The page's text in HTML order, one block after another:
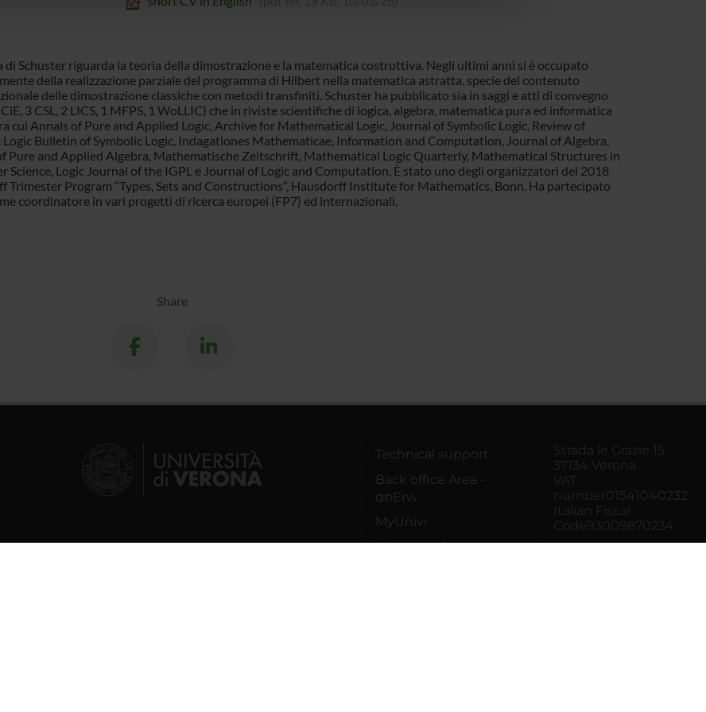
di Schuster riguarda la teoria della dimostrazione e la matematica costruttiva. Negli ultimi anni si è occupato
della realizzazione parziale del programma di Hilbert nella matematica astratta, specie del contenuto
delle dimostrazione classiche con metodi transfiniti. Schuster ha pubblicato sia in saggi e atti di convegno
3 CSL, 2 LICS, 1 MFPS, 1 WoLLIC) che in riviste scientifiche di logica, algebra, matematica pura ed informatica
cui Annals of Pure and Applied Logic, Archive for Mathematical Logic, Journal of Symbolic Logic, Review of
Logic Bulletin of Symbolic Logic, Indagationes Mathematicae, Information and Computation, Journal of Algebra,
Pure and Applied Algebra, Mathematische Zeitschrift, Mathematical Logic Quarterly, Mathematical Structures in
Science, Logic Journal of the IGPL e Journal of Logic and Computation. È stato uno degli organizzatori del 2018
Trimester Program “Types, Sets and Constructions”, Hausdorff Institute for Mathematics, Bonn. Ha partecipato
coordinatore in vari progetti di ricerca europei (FP7) ed internazionali.
Share
Technical support
Back office Area -
dbErw
MyUnivr
Privacy policy
Strada le Grazie 15
37134 Verona
VAT
number01541040232
Italian Fiscal
Code93009870234